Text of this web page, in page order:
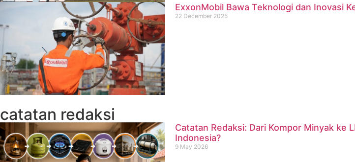
ExxonMobil Bawa Teknologi dan Inovasi
22 December 2025
catatan redaksi
Catatan Redaksi: Dari Kompor Minyak ke
Indonesia?
9 May 2026